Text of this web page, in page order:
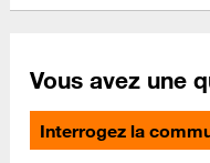
Vous avez une
Interrogez la